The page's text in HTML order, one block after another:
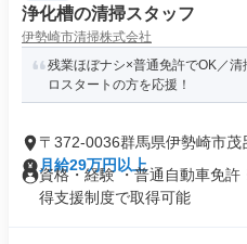
浄化槽の清掃スタッフ
伊勢崎市清掃株式会社
残業ほぼナシ×普通免許でOK／
ロスタートの方を応援！
〒372-0036群馬県伊勢崎市茂
月給29万円以上
資格・経験 ・普通自動車免
得支援制度で取得可能